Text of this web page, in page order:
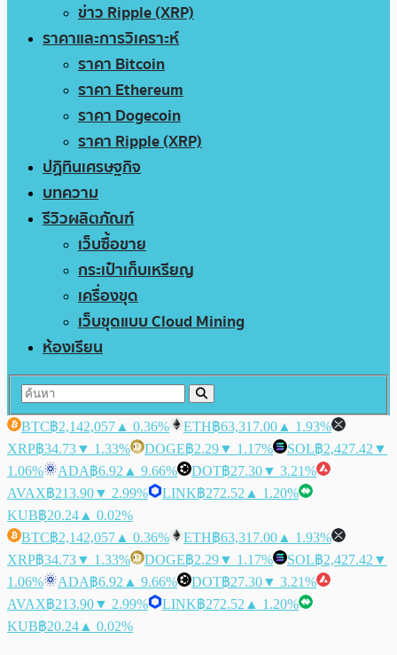
ข่าว Ripple (XRP)
ราคาและการวิเคราะห์
ราคา Bitcoin
ราคา Ethereum
ราคา Dogecoin
ราคา Ripple (XRP)
ปฏิทินเศรษฐกิจ
บทความ
รีวิวผลิตภัณฑ์
เว็บซื้อขาย
กระเป๋าเก็บเหรียญ
เครื่องขุด
เว็บขุดแบบ Cloud Mining
ห้องเรียน
BTC฿2,142,057 ▲ 0.36% ETH฿63,317.00 ▲ 1.93%
XRP฿34.73▼ 1.33% DOGE฿2.29▼ 1.17% SOL฿2,427.42 ▼
1.06%
ADA฿6.92 ▲ 9.66% DOT฿27.30▼ 3.21%
AVAX฿213.90▼ 2.99% LINK฿272.52 ▲ 1.20%
KUB฿20.24 ▲ 0.02%
BTC฿2,142,057 ▲ 0.36% ETH฿63,317.00 ▲ 1.93%
XRP฿34.73▼ 1.33% DOGE฿2.29▼ 1.17% SOL฿2,427.42 ▼
1.06%
ADA฿6.92 ▲ 9.66% DOT฿27.30▼ 3.21%
AVAX฿213.90▼ 2.99% LINK฿272.52 ▲ 1.20%
KUB฿20.24 ▲ 0.02%